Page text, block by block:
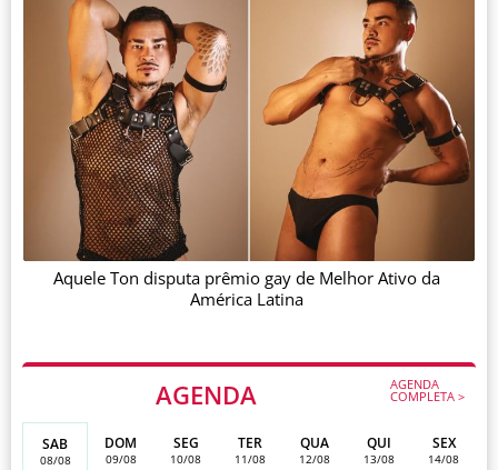
AGENDA AGENDA
COMPLETA >
SAB
08/08
DOM
09/08
SEG
10/08
TER
11/08
QUA
12/08
QUI
13/08
SEX
14/08
Aquele Ton disputa prêmio gay de Melhor Ativo da
América Latina